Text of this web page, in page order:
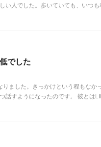
い人でした。歩いていても、いつ
でした
ました。きっかけという程もなか
話すようになったのです。 彼とは